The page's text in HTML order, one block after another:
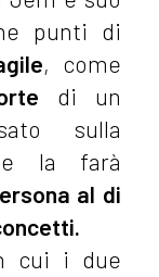
punti di
, come
di un
sulla
la farà
al di
cui i due